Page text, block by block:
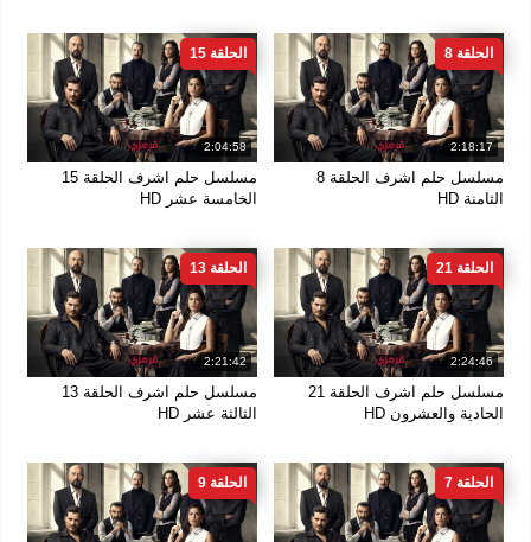
2:18:17
الحلقة 8
مسلسل حلم اشرف الحلقة 8
الثامنة HD
2:04:58
الحلقة 15
مسلسل حلم اشرف الحلقة 15
الخامسة عشر HD
2:24:46
الحلقة 21
مسلسل حلم اشرف الحلقة 21
الحادية والعشرون HD
2:21:42
الحلقة 13
مسلسل حلم اشرف الحلقة 13
الثالثة عشر HD
الحلقة 7 الحلقة 9